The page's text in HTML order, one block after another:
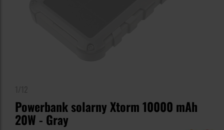
Powerbank solarny Xtorm 10000 mAh
20W - Gray